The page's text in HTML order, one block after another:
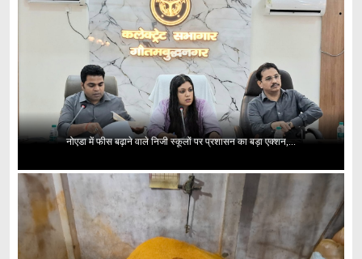
नोएडा में फीस बढ़ाने वाले निजी स्कूलों पर प्रशासन का बड़ा एक्शन,...